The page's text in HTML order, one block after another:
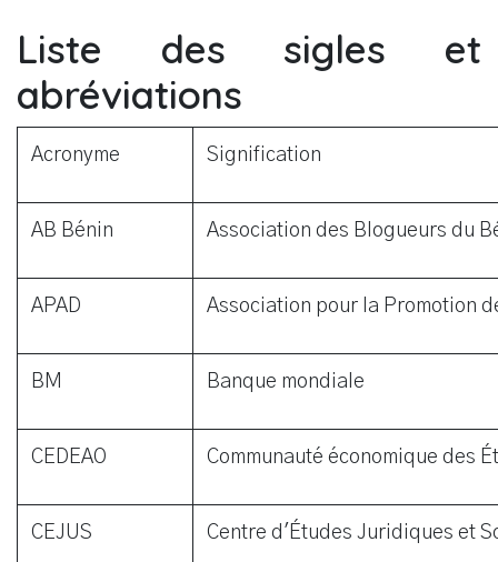
Liste des sigles et
abréviations
Acronyme Signification
AB Bénin Association des Blogueurs du
APAD Association pour la Promotion
BM Banque mondiale
CEDEAO Communauté économique des
CEJUS Centre d'Études Juridiques et